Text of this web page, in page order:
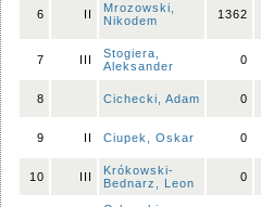
6 II
Mrozowski,
Nikodem
1362
7 III
Stogiera,
Aleksander
0
8 Cichecki, Adam 0
9 II Ciupek, Oskar 0
10 III
Krókowski-
Bednarz, Leon
0